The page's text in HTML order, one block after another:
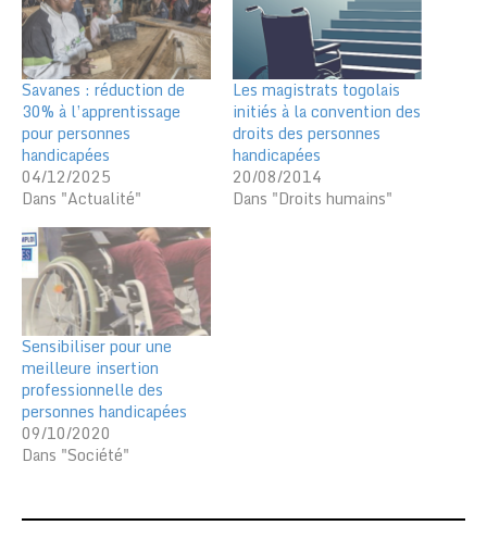
Savanes : réduction de
30% à l’apprentissage
pour personnes
handicapées
04/12/2025
Dans "Actualité"
Les magistrats togolais
initiés à la convention des
droits des personnes
handicapées
20/08/2014
Dans "Droits humains"
Sensibiliser pour une
meilleure insertion
professionnelle des
personnes handicapées
09/10/2020
Dans "Société"